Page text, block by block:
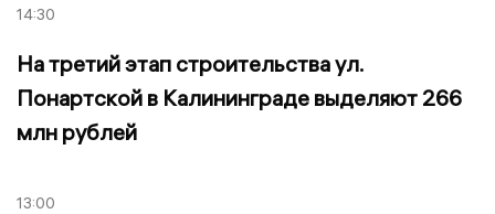
14:30
На третий этап строительства ул.
Понартской в Калининграде выделяют 266
млн рублей
13:00